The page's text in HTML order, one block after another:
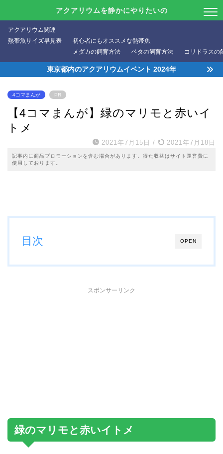
アクアリウムを静かにやりたいの
アクアリウム関連
熱帯魚サイズ早見表
初心者にもオススメな熱帯魚
メダカの飼育方法
ベタの飼育方法 コリドラスの
東京都内のアクアリウムイベント 2024年
4コマまんが PR
【4コマまんが】緑のマリモと赤いイ
トメ
2021年7月15日 / 2021年7月18日
記事内に商品プロモーションを含む場合があります。得た収益はサイト運営費に
使用しております。
OPEN
目次
スポンサーリンク
緑のマリモと赤いイトメ